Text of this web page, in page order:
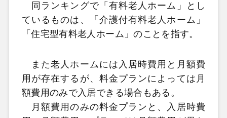
同ランキングで「有料老人ホーム」とし
ているものは、「介護付有料老人ホーム」
「住宅型有料老人ホーム」のことを指す。
また老人ホームには入居時費用と月額費
用が存在するが、料金プランによっては月
額費用のみで入居できる場合もある。
月額費用のみの料金プランと、入居時費